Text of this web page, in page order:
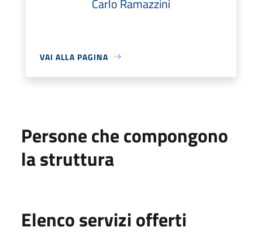
VAI ALLA PAGINA
Persone che compongono
la struttura
Elenco servizi offerti